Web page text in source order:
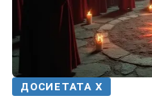
ДОСИЕТАТА Х